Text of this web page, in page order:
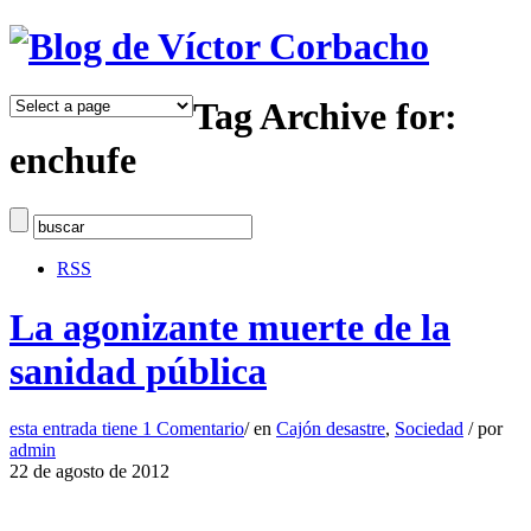
Tag Archive for:
enchufe
RSS
La agonizante muerte de la
sanidad pública
esta entrada tiene 1 Comentario/ en Cajón desastre, Sociedad / por
admin
22 de agosto de 2012